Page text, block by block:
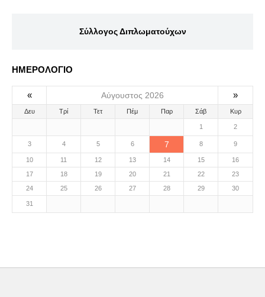
Σύλλογος Διπλωματούχων
ΗΜΕΡΟΛΟΓΙΟ
« Αύγουστος 2026 »
Δευ Τρί Τετ Πέμ Παρ Σάβ Κυρ
1 2
3 4 5 6 7 8 9
10 11 12 13 14 15
16
17
18 19 20 21 22
23
24
25 26 27 28 29 30
31